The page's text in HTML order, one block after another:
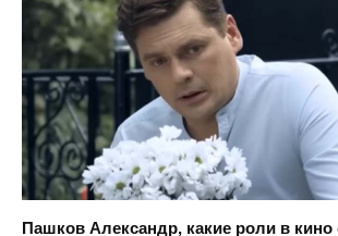
Пашков Александр, какие роли в кино